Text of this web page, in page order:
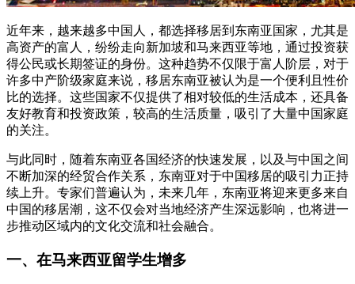
近年来，越来越多中国人，都选择移居到东南亚国家，尤其是
高资产的富人，纷纷走向新加坡和马来西亚等地，通过投资获
得公民或长期签证的身份。这种趋势不仅限于富人阶层，对于
许多中产阶级家庭来说，移居东南亚被认为是一个便利且性价
比的选择。这些国家不仅提供了相对较低的生活成本，还具备
友好教育和投资政策，较高的生活质量，吸引了大量中国家庭
的关注。
与此同时，随着东南亚各国经济的快速发展，以及与中国之间
不断加深的经贸合作关系，东南亚对于中国移居的吸引力正持
续上升。专家们普遍认为，未来几年，东南亚将迎来更多来自
中国的移居潮，这不仅会对当地经济产生深远影响，也将进一
步推动区域内的文化交流和社会融合。
一、在马来西亚留学生增多